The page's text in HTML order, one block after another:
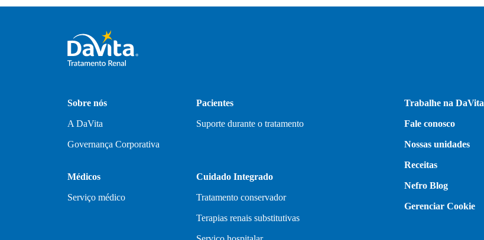
Sobre nós
A DaVita
Governança Corporativa
Pacientes
Suporte durante o tratamento
Médicos
Serviço médico
Cuidado Integrado
Tratamento conservador
Terapias renais substitutivas
Trabalhe na DaVita
Fale conosco
Nossas unidades
Receitas
Nefro Blog
Gerenciar Cookie